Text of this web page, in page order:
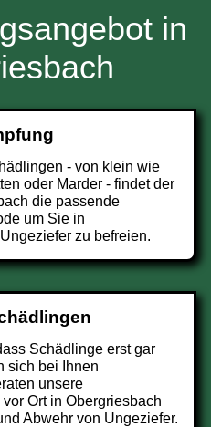
in
- von klein wie
oder Marder - findet der
die passende
um Sie in
zu befreien.
Schädlinge erst gar
sich bei Ihnen
unsere
Ort in Obergriesbach
Abwehr von Ungeziefer.